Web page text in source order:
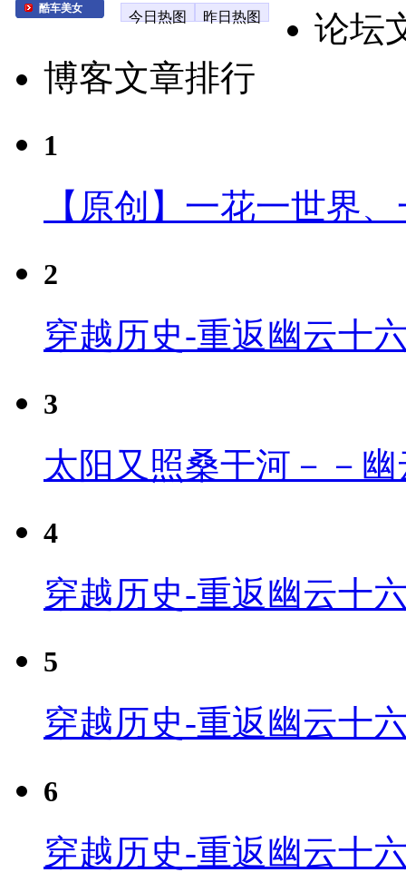
酷车美女
今日热图 昨日热图
论坛
博客文章排行
1
【原创】一花一世界
2
穿越历史-重返幽云十
3
太阳又照桑干河－－
4
穿越历史-重返幽云十
5
穿越历史-重返幽云十
6
穿越历史-重返幽云十